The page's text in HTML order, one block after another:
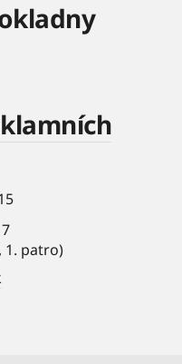
1. patro)